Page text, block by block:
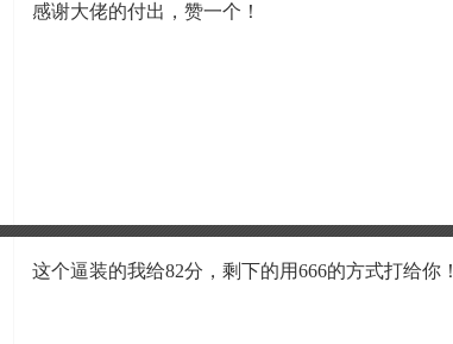
感谢大佬的付出，赞一个！
这个逼装的我给82分，剩下的用666的方式打给你！